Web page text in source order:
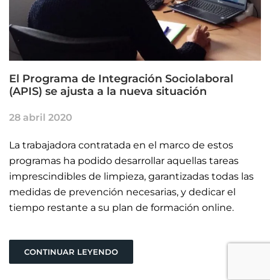
El Programa de Integración Sociolaboral
(APIS) se ajusta a la nueva situación
28 abril 2020
La trabajadora contratada en el marco de estos
programas ha podido desarrollar aquellas tareas
imprescindibles de limpieza, garantizadas todas las
medidas de prevención necesarias, y dedicar el
tiempo restante a su plan de formación online.
CONTINUAR LEYENDO